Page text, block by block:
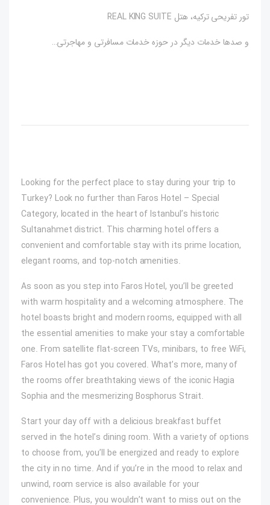
تور تفریحی ترکیه، هتل REAL KING SUITE
و صدها خدمات دیگر در حوزه خدمات مسافرتی و مهاجرتی…
Looking for the perfect place to stay during your trip to
Turkey? Look no further than Faros Hotel – Special
Category, located in the heart of Istanbul’s historic
Sultanahmet district. This charming hotel offers a
convenient and comfortable stay with its prime location,
elegant rooms, and top-notch amenities.
As soon as you step into Faros Hotel, you’ll be greeted
with warm hospitality and a welcoming atmosphere. The
hotel boasts bright and modern rooms, equipped with all
the essential amenities to make your stay a comfortable
one. From satellite flat-screen TVs, minibars, to free WiFi,
Faros Hotel has got you covered. What’s more, many of
the rooms offer breathtaking views of the iconic Hagia
Sophia and the mesmerizing Bosphorus Strait.
Start your day off with a delicious breakfast buffet
served in the hotel’s dining room. With a variety of options
to choose from, you’ll be energized and ready to explore
the city in no time. And if you’re in the mood to relax and
unwind, room service is also available for your
convenience. Plus, you wouldn’t want to miss out on the